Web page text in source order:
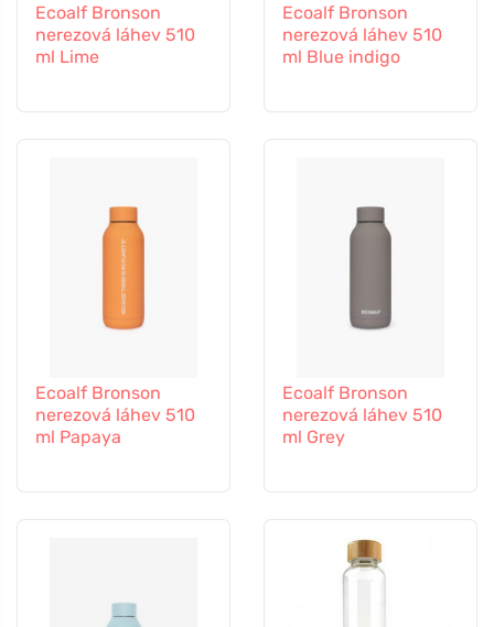
Ecoalf Bronson
nerezová láhev 510
ml Lime
Ecoalf Bronson
nerezová láhev 510
ml Blue indigo
Ecoalf Bronson
nerezová láhev 510
ml Papaya
Ecoalf Bronson
nerezová láhev 510
ml Grey